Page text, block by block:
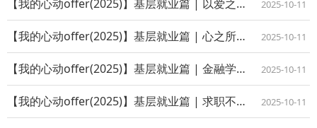
【我的心动offer(2025)】基层就业篇 | 以爱之名，赴西部之约：我的"心... 2025-10-11
【我的心动offer(2025)】基层就业篇 | 心之所向，路在前方 2025-10-11
【我的心动offer(2025)】基层就业篇 | 金融学子的基层就业转变之路 2025-10-11
【我的心动offer(2025)】基层就业篇 | 求职不是终点，而是成长的开始 2025-10-11